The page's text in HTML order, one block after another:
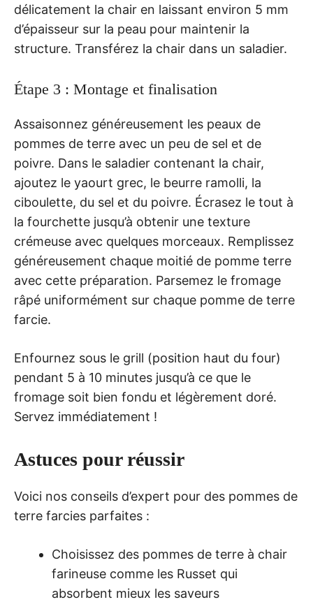
délicatement la chair en laissant environ 5 mm
d’épaisseur sur la peau pour maintenir la
structure. Transférez la chair dans un saladier.
Étape 3 : Montage et finalisation
Assaisonnez généreusement les peaux de
pommes de terre avec un peu de sel et de
poivre. Dans le saladier contenant la chair,
ajoutez le yaourt grec, le beurre ramolli, la
ciboulette, du sel et du poivre. Écrasez le tout à
la fourchette jusqu’à obtenir une texture
crémeuse avec quelques morceaux. Remplissez
généreusement chaque moitié de pomme terre
avec cette préparation. Parsemez le fromage
râpé uniformément sur chaque pomme de terre
farcie.
Enfournez sous le grill (position haut du four)
pendant 5 à 10 minutes jusqu’à ce que le
fromage soit bien fondu et légèrement doré.
Servez immédiatement !
Astuces pour réussir
Voici nos conseils d’expert pour des pommes de
terre farcies parfaites :
Choisissez des pommes de terre à chair
farineuse comme les Russet qui
absorbent mieux les saveurs